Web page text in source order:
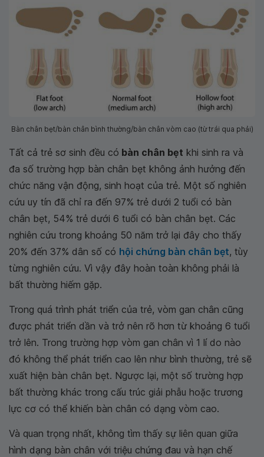
Bàn chân bẹt/bàn chân bình thường/bàn chân vòm cao (từ trái qua phải)
Tất cả trẻ sơ sinh đều có bàn chân bẹt khi sinh ra và
đa số trường hợp bàn chân bẹt không ảnh hưởng đến
chức năng vận động, sinh hoạt của trẻ. Một số nghiên
cứu uy tín đã chỉ ra đến 97% trẻ dưới 2 tuổi có bàn
chân bẹt, 54% trẻ dưới 6 tuổi có bàn chân bẹt. Các
nghiên cứu trong khoảng 50 năm trở lại đây cho thấy
20% đến 37% dân số có hội chứng bàn chân bẹt, tùy
từng nghiên cứu. Vì vậy đây hoàn toàn không phải là
bất thường hiếm gặp.
Trong quá trình phát triển của trẻ, vòm gan chân cũng
được phát triển dần và trở nên rõ hơn từ khoảng 6 tuổi
trở lên. Trong trường hợp vòm gan chân vì 1 lí do nào
đó không thể phát triển cao lên như bình thường, trẻ sẽ
xuất hiện bàn chân bẹt. Ngược lại, một số trường hợp
bất thường khác trong cấu trúc giải phẫu hoặc trương
lực cơ có thể khiến bàn chân có dạng vòm cao.
Và quan trọng nhất, không tìm thấy sự liên quan giữa
hình dạng bàn chân với triệu chứng đau và hạn chế